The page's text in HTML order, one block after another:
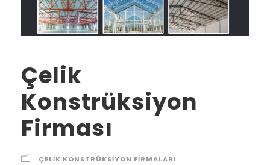
Çelik
Konstrüksiyon
Firması
ÇELIK KONSTRÜKSIYON FIRMALARI